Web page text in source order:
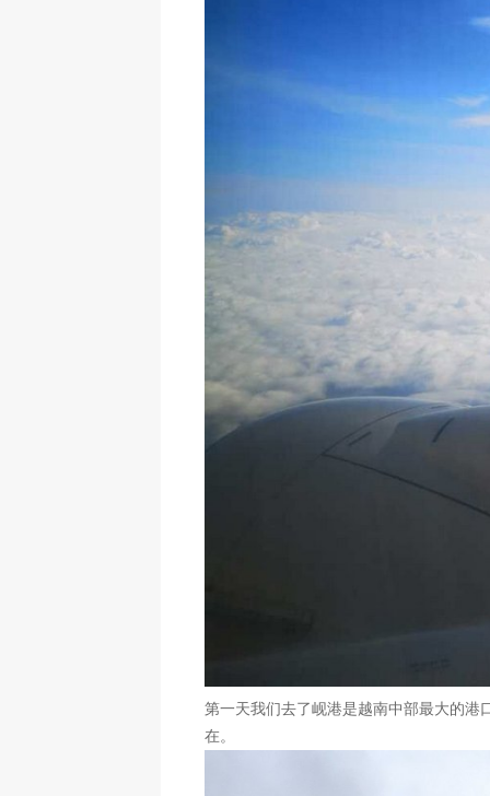
第一天我们去了岘港是越南中部最大的港
在。